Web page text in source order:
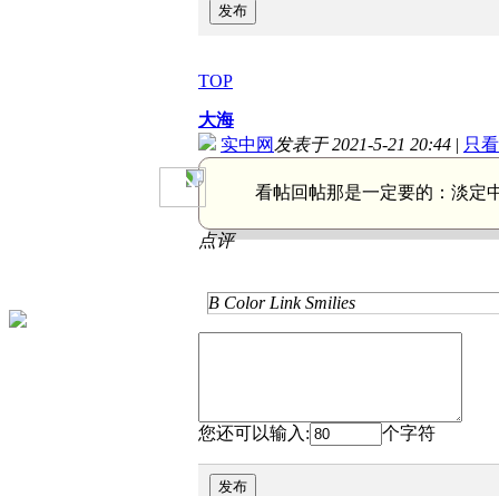
发布
TOP
大海
实中网 发表于 2021-5-21 20:44 | 只
看帖回帖那是一定要的： 淡定
点评
B Color Link Smilies
您还可以输入: 个字符
发布